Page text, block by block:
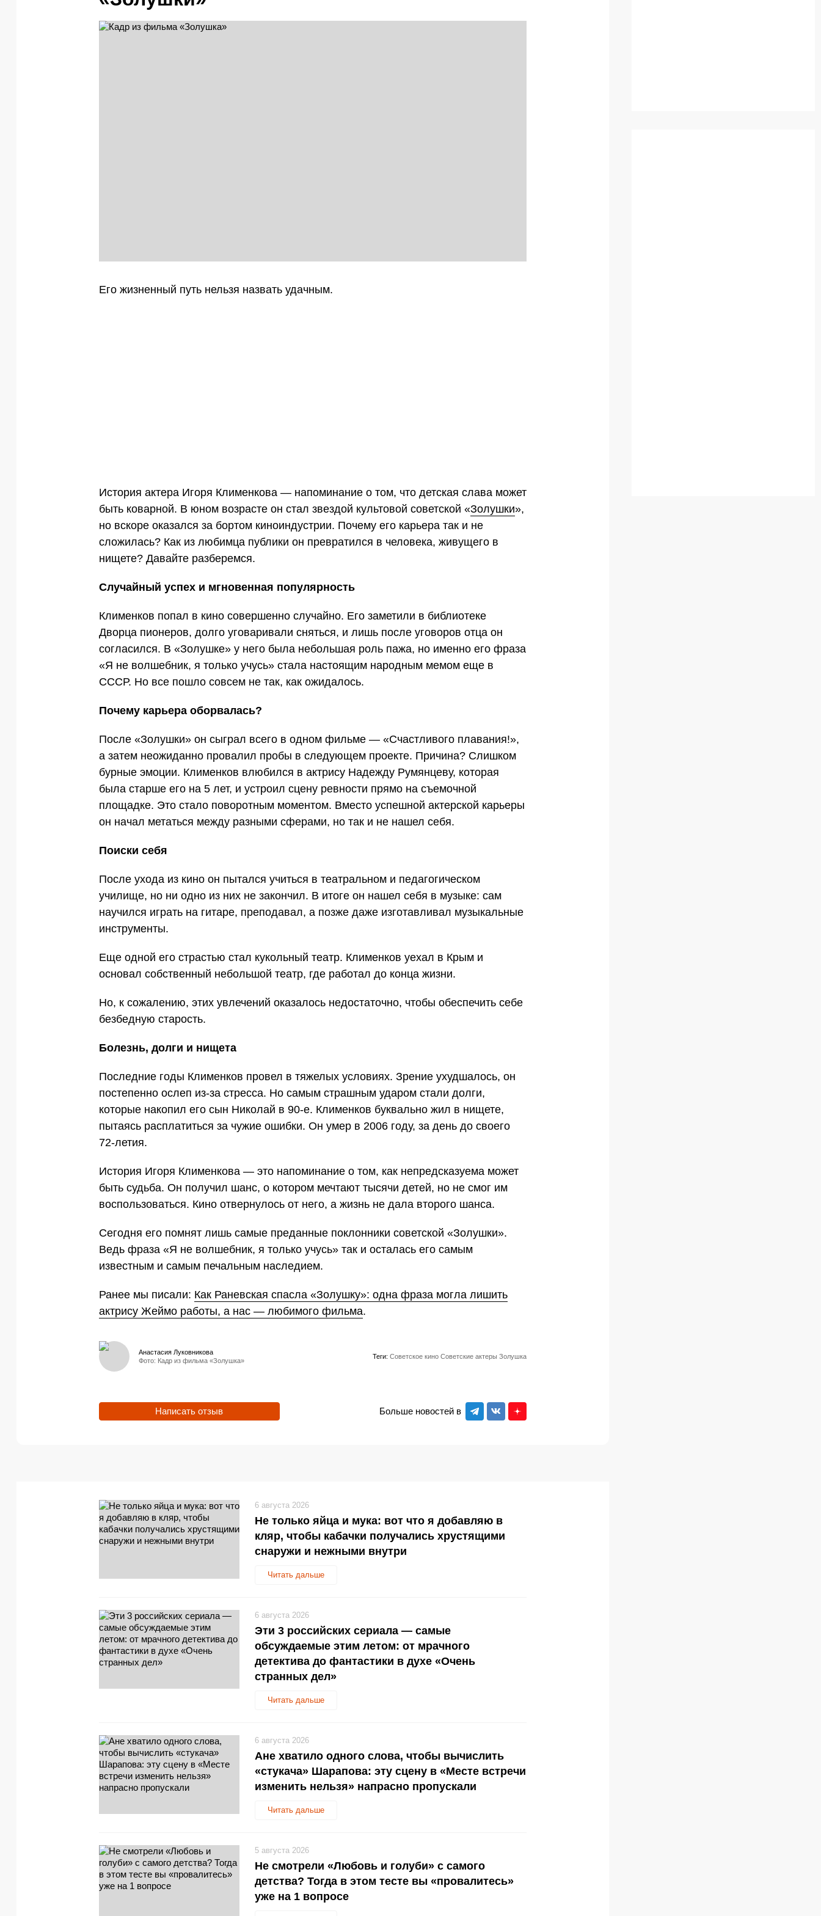
Его жизненный путь нельзя назвать удачным.
История актера Игоря Клименкова — напоминание о том, что детская слава может
быть коварной. В юном возрасте он стал звездой культовой советской «Золушки»,
но вскоре оказался за бортом киноиндустрии. Почему его карьера так и не
сложилась? Как из любимца публики он превратился в человека, живущего в
нищете? Давайте разберемся.
Случайный успех и мгновенная популярность
Клименков попал в кино совершенно случайно. Его заметили в библиотеке
Дворца пионеров, долго уговаривали сняться, и лишь после уговоров отца он
согласился. В «Золушке» у него была небольшая роль пажа, но именно его фраза
«Я не волшебник, я только учусь» стала настоящим народным мемом еще в
СССР. Но все пошло совсем не так, как ожидалось.
Почему карьера оборвалась?
После «Золушки» он сыграл всего в одном фильме — «Счастливого плавания!»,
а затем неожиданно провалил пробы в следующем проекте. Причина? Слишком
бурные эмоции. Клименков влюбился в актрису Надежду Румянцеву, которая
была старше его на 5 лет, и устроил сцену ревности прямо на съемочной
площадке. Это стало поворотным моментом. Вместо успешной актерской карьеры
он начал метаться между разными сферами, но так и не нашел себя.
Поиски себя
После ухода из кино он пытался учиться в театральном и педагогическом
училище, но ни одно из них не закончил. В итоге он нашел себя в музыке: сам
научился играть на гитаре, преподавал, а позже даже изготавливал музыкальные
инструменты.
Еще одной его страстью стал кукольный театр. Клименков уехал в Крым и
основал собственный небольшой театр, где работал до конца жизни.
Но, к сожалению, этих увлечений оказалось недостаточно, чтобы обеспечить себе
безбедную старость.
Болезнь, долги и нищета
Последние годы Клименков провел в тяжелых условиях. Зрение ухудшалось, он
постепенно ослеп из-за стресса. Но самым страшным ударом стали долги,
которые накопил его сын Николай в 90-е. Клименков буквально жил в нищете,
пытаясь расплатиться за чужие ошибки. Он умер в 2006 году, за день до своего
72-летия.
История Игоря Клименкова — это напоминание о том, как непредсказуема может
быть судьба. Он получил шанс, о котором мечтают тысячи детей, но не смог им
воспользоваться. Кино отвернулось от него, а жизнь не дала второго шанса.
Сегодня его помнят лишь самые преданные поклонники советской «Золушки».
Ведь фраза «Я не волшебник, я только учусь» так и осталась его самым
известным и самым печальным наследием.
Ранее мы писали: Как Раневская спасла «Золушку»: одна фраза могла лишить
актрису Жеймо работы, а нас — любимого фильма.
Фото: Кадр из фильма «Золушка»
Анастасия Луковникова
Теги: Советское кино Советские актеры Золушка
Больше новостей в
Написать отзыв
Не только яйца и мука: вот что я добавляю в
кляр, чтобы кабачки получались хрустящими
снаружи и нежными внутри
Читать дальше
6 августа 2026
Эти 3 российских сериала — самые
обсуждаемые этим летом: от мрачного
детектива до фантастики в духе «Очень
странных дел»
Читать дальше
6 августа 2026
Ане хватило одного слова, чтобы вычислить
«стукача» Шарапова: эту сцену в «Месте встречи
изменить нельзя» напрасно пропускали
Читать дальше
6 августа 2026
Не смотрели «Любовь и голуби» с самого
детства? Тогда в этом тесте вы «провалитесь»
уже на 1 вопросе
5 августа 2026